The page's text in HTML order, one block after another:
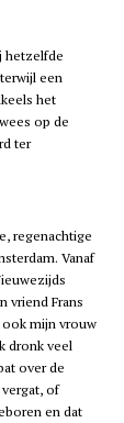
hetzelfde
een
het
op de
ter
regenachtige
Vanaf
vriend Frans
mijn vrouw
dronk veel
over de
of
en dat